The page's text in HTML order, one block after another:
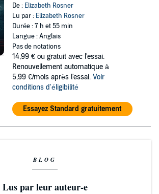
De : Elizabeth Rosner
Lu par : Elizabeth Rosner
Durée : 7 h et 55 min
Langue : Anglais
Pas de notations
14,99 € ou gratuit avec l'essai.
Renouvellement automatique à
5,99 €/mois après l'essai. Voir
conditions d'éligibilité
Essayez Standard gratuitement
BLOG
Lus par leur auteur-e